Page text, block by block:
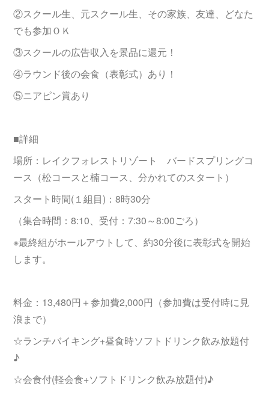
②スクール生、元スクール生、その家族、友達、どなた
でも参加ＯＫ
③スクールの広告収入を景品に還元！
④ラウンド後の会食（表彰式）あり！
⑤ニアピン賞あり
■詳細
場所：レイクフォレストリゾート バードスプリングコ
ース（松コースと楠コース、分かれてのスタート）
スタート時間(１組目)：8時30分
（集合時間：8:10、受付：7:30～8:00ごろ）
※最終組がホールアウトして、約30分後に表彰式を開始
します。
料金：13,480円＋参加費2,000円（参加費は受付時に見
浪まで）
☆ランチバイキング+昼食時ソフトドリンク飲み放題付
♪
☆会食付(軽会食+ソフトドリンク飲み放題付)♪